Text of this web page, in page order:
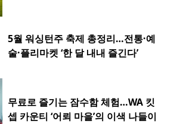
5월 워싱턴주 축제 총정리…전통·예
술·플리마켓 ‘한 달 내내 즐긴다’
무료로 즐기는 잠수함 체험…WA 킷
셉 카운티 ‘어뢰 마을’의 이색 나들이